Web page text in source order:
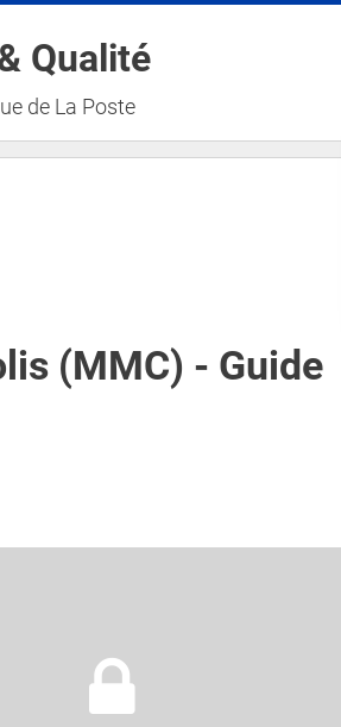
Aller au contenu principal
Qualité
de La Poste
(MMC) - Guide